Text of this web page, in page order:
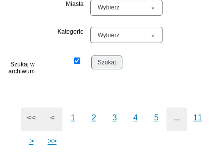
Miasta
Kategorie
Szukaj w
archiwum
<< < 1 2 3 4 5 ... 11
> >>